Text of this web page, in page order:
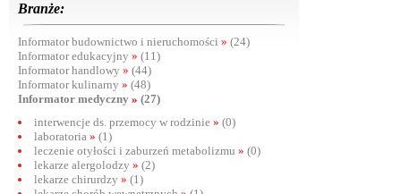
Branże:
Informator budownictwo i nieruchomości » (24)
Informator edukacyjny » (11)
Informator handlowy » (44)
Informator kulinarny » (48)
Informator medyczny » (27)
interwencje ds. przemocy w rodzinie » (0)
laboratoria » (1)
leczenie otyłości i zaburzeń metabolizmu » (0)
lekarze alergolodzy » (2)
lekarze chirurdzy » (1)